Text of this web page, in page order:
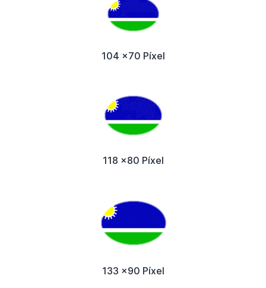
104 x70 Píxel
118 x80 Píxel
133 x90 Píxel